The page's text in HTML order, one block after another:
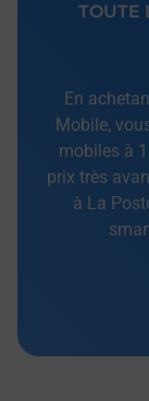
TOUTE
En
Mobile,
mobiles à
prix très
à La